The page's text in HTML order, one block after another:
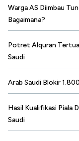
Warga AS Diimbau
Bagaimana?
Potret Alquran Tertua
Saudi
Arab Saudi Blokir
Hasil Kualifikasi Piala
Saudi